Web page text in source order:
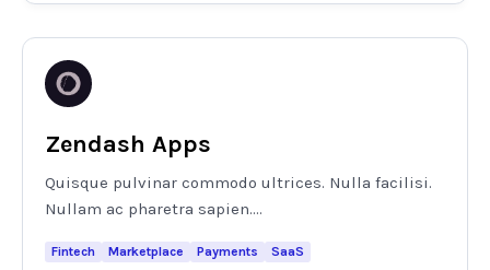
Zendash Apps
Quisque pulvinar commodo ultrices. Nulla facilisi.
Nullam ac pharetra sapien....
Fintech Marketplace Payments SaaS